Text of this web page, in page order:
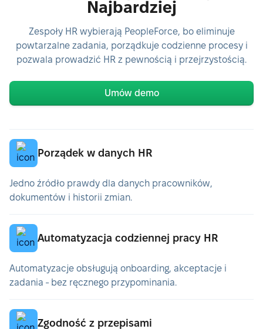
Najbardziej
Zespoły HR wybierają PeopleForce, bo eliminuje
powtarzalne zadania, porządkuje codzienne procesy i
pozwala prowadzić HR z pewnością i przejrzystością.
Umów demo
Porządek w danych HR
Jedno źródło prawdy dla danych pracowników,
dokumentów i historii zmian.
Automatyzacja codziennej pracy HR
Automatyzacje obsługują onboarding, akceptacje i
zadania - bez ręcznego przypominania.
Zgodność z przepisami